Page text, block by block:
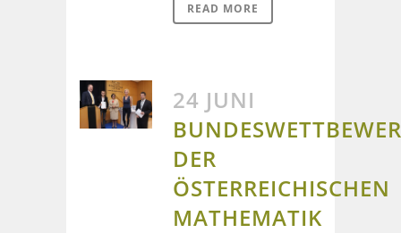
READ MORE
24 JUNI
DER
ÖSTERREICHISCHEN
MATHEMATIK